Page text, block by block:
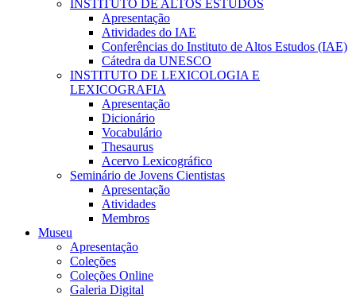
INSTITUTO DE ALTOS ESTUDOS
Apresentação
Atividades do IAE
Conferências do Instituto de Altos Estudos (IAE)
Cátedra da UNESCO
INSTITUTO DE LEXICOLOGIA E
LEXICOGRAFIA
Apresentação
Dicionário
Vocabulário
Thesaurus
Acervo Lexicográfico
Seminário de Jovens Cientistas
Apresentação
Atividades
Membros
Museu
Apresentação
Coleções
Coleções Online
Galeria Digital